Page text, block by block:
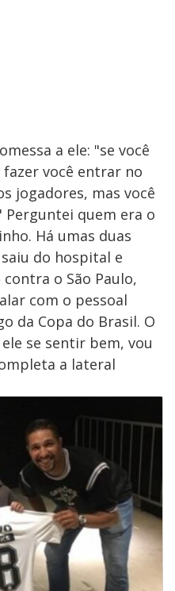
a ele: "se você
você entrar no
jogadores, mas você
quem era o
Há umas duas
do hospital e
o São Paulo,
com o pessoal
da Copa do Brasil. O
se sentir bem, vou
a lateral